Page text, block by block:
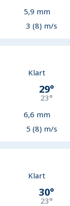
5,9 mm
3 (8) m/s
Klart
29°
23°
6,6 mm
5 (8) m/s
Klart
30°
23°